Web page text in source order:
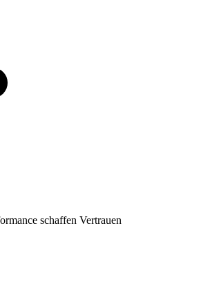
schaffen Vertrauen